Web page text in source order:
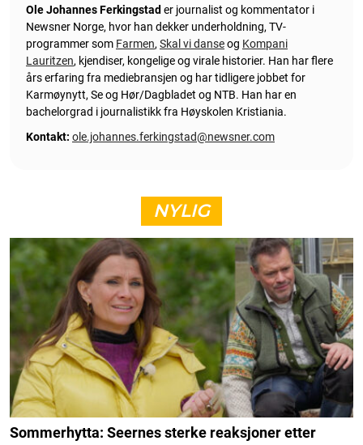
Ole Johannes Ferkingstad er journalist og kommentator i
Newsner Norge, hvor han dekker underholdning, TV-
programmer som Farmen, Skal vi danseog Kompani
Lauritzen, kjendiser, kongelige og virale historier. Han har flere
års erfaring fra mediebransjen og har tidligere jobbet for
Karmøynytt, Se og Hør/Dagbladet og NTB. Han har en
bachelorgrad i journalistikk fra Høyskolen Kristiania.
Kontakt: ole.johannes.ferkingstad@newsner.com
NYLIG
Sommerhytta: Seernes sterke reaksjoner etter